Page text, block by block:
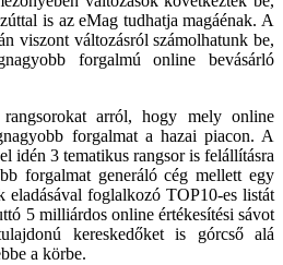
is az eMag tudhatja magáénak. A
viszont változásról számolhatunk be,
forgalmú online bevásárló
arról, hogy mely online
forgalmat a hazai piacon. A
idén 3 tematikus rangsor is felállításra
forgalmat generáló cég mellett egy
eladásával foglalkozó TOP10-es listát
5 milliárdos online értékesítési sávot
kereskedőket is górcső alá
a körbe.